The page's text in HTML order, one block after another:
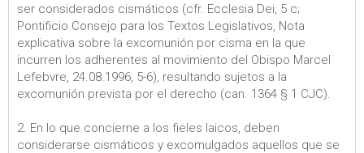
ser considerados cismáticos (cfr. Ecclesia Dei, 5 c;
Pontificio Consejo para los Textos Legislativos, Nota
explicativa sobre la excomunión por cisma en la que
incurren los adherentes al movimiento del Obispo Marcel
Lefebvre, 24.08.1996, 5-6), resultando sujetos a la
excomunión prevista por el derecho (can. 1364 § 1 CJC).
2. En lo que concierne a los fieles laicos, deben
considerarse cismáticos y excomulgados aquellos que se